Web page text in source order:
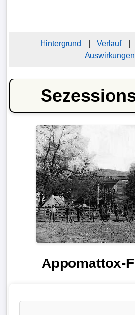
Hintergrund Verlauf
Auswirkungen
Appomattox-